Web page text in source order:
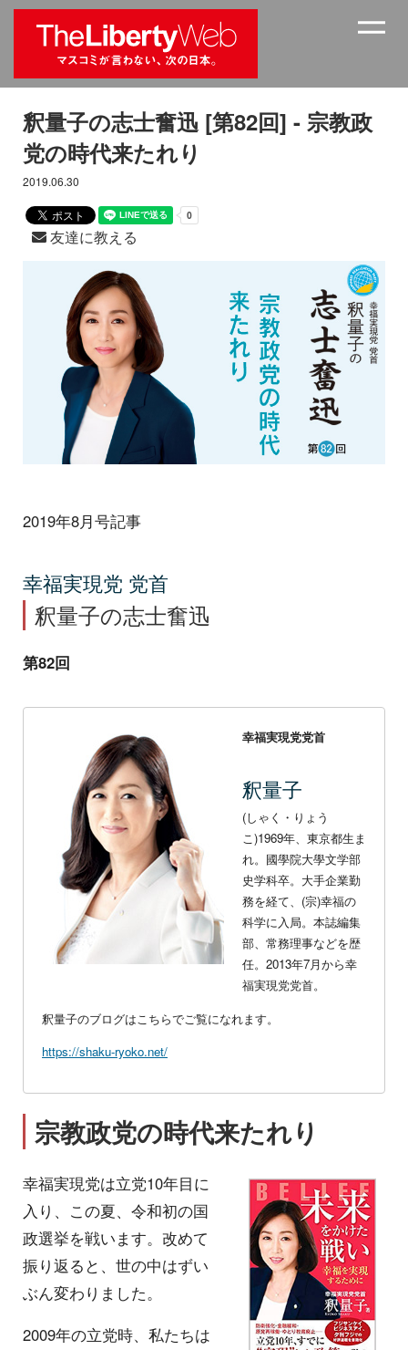
釈量子の志士奮迅 [第82回] - 宗教政
党の時代来たれり
2019.06.30
友達に教える
2019年8月号記事
幸福実現党 党首
釈量子の志士奮迅
第82回
幸福実現党党首
釈量子
(しゃく・りょう
こ)1969年、東京都生ま
れ。國學院大學文学部
史学科卒。大手企業勤
務を経て、(宗)幸福の
科学に入局。本誌編集
部、常務理事などを歴
任。2013年7月から幸
福実現党党首。
釈量子のブログはこちらでご覧になれます。
https://shaku-ryoko.net/
宗教政党の時代来たれり
幸福実現党は立党10年目に
入り、この夏、令和初の国
政選挙を戦います。改めて
振り返ると、世の中はずい
ぶん変わりました。
2009年の立党時、私たちは